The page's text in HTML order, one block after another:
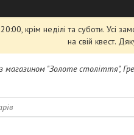
крім неділі та суботи. Усі
на свій квест.
магазином "Золоте століття",